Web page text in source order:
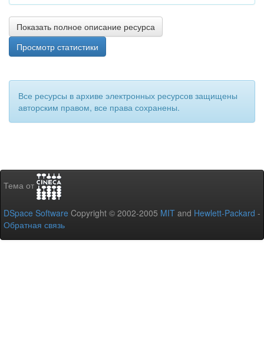
Показать полное описание ресурса
Просмотр статистики
Все ресурсы в архиве электронных ресурсов защищены
авторским правом, все права сохранены.
Тема от
DSpace Software Copyright © 2002-2005 MIT and Hewlett-Packard -
Обратная связь